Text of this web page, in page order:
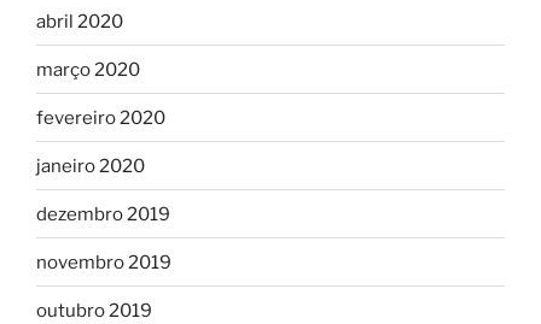
abril 2020
março 2020
fevereiro 2020
janeiro 2020
dezembro 2019
novembro 2019
outubro 2019